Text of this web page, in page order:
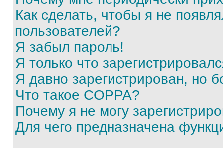
Как сделать, чтобы я не
пользователей?
Я забыл пароль!
Я только что
Я давно зарегистрирован, но
Что такое COPPA?
Почему я не могу
Для чего предназначена